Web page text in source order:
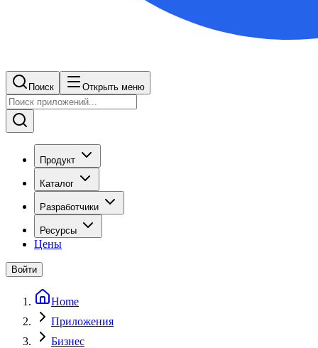
Поиск Открыть меню
Продукт
Каталог
Разработчики
Ресурсы
Цены
Войти
Home
Приложения
Бизнес